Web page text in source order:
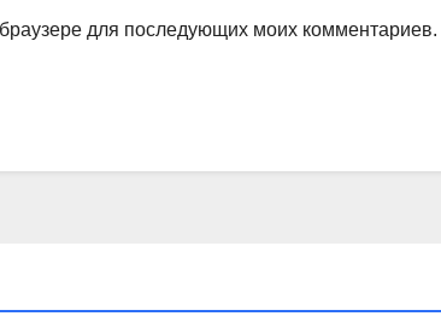
для последующих моих комментариев.